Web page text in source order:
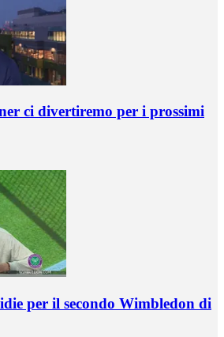
ci divertiremo per i prossimi
per il secondo Wimbledon di